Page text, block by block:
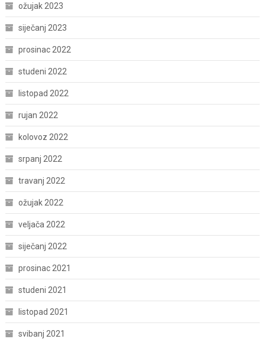
ožujak 2023
siječanj 2023
prosinac 2022
studeni 2022
listopad 2022
rujan 2022
kolovoz 2022
srpanj 2022
travanj 2022
ožujak 2022
veljača 2022
siječanj 2022
prosinac 2021
studeni 2021
listopad 2021
svibanj 2021